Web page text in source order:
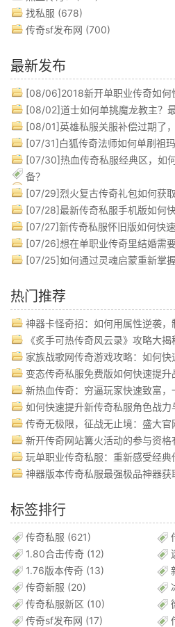
找私服 (678)
传奇sf发布网 (700)
最新发布
[08/06]2018新开单职业传奇如何
[08/02]道士如何单挑魔龙教主？
[08/01]英雄私服关服补偿过期了
[07/31]白狐传奇法师如何单刷祖
[07/30]热血传奇私服经典区，如
备？
[07/29]烈火复古传奇礼包如何获取
[07/28]最新传奇私服手机版如何
[07/27]新传奇私服怀旧版如何快
[07/26]想在单职业传奇里结婚需
[07/25]如何通过灵魂启蒙重新掌
热门推荐
神器卡怪奇招：如何用属性逆袭，
《炙手可热传奇风云录》攻略大
家族战歌网传奇游戏攻略：如何
变态传奇私服免费版如何快速提
新热血传奇：穷逼玩家快速致富
如何快速提升新传奇私服角色战
传奇无极限，征战无止境：盛大
新开传奇网站篝火活动的参与资
玩单职业传奇私服：重新感受经典
神器版本传奇私服最强极品神器获
标签排行
传奇私服 (621)
1.80合击传奇 (12)
1.76版本传奇 (13)
传奇新服 (20)
传奇私服新区 (10)
传奇sf发布网 (17)